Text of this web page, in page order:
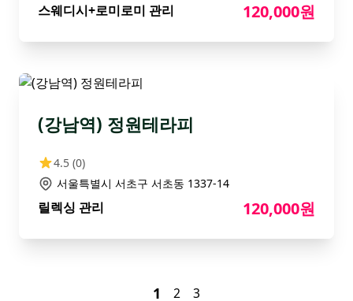
스웨디시+로미로미 관리 120,000원
(강남역) 정원테라피
4.5 (0)
서울특별시 서초구 서초동 1337-14
릴렉싱 관리 120,000원
1 2 3